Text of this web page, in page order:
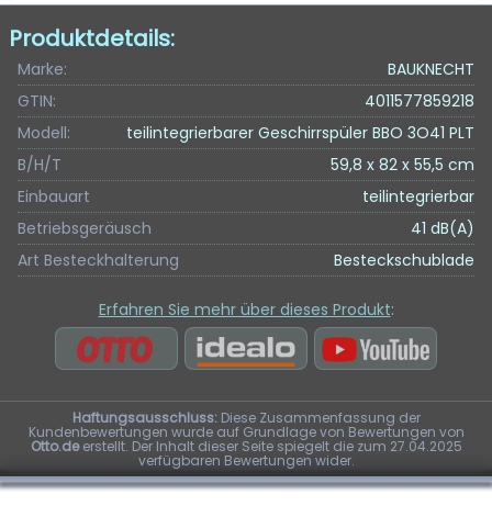
Produktdetails:
Marke:
BAUKNECHT
GTIN:
4011577859218
Modell:
teilintegrierbarer Geschirrspüler BBO 3O41 PLT
B/H/T
59,8 x 82 x 55,5 cm
Einbauart
teilintegrierbar
Betriebsgeräusch
41 dB(A)
Art Besteckhalterung
Besteckschublade
Erfahren Sie mehr über dieses Produkt:
Haftungsausschluss:Diese Zusammenfassung der
Kundenbewertungen wurde auf Grundlage von Bewertungen von
Otto.deerstellt. Der Inhalt dieser Seite spiegelt die zum 27.04.2025
verfügbaren Bewertungen wider.